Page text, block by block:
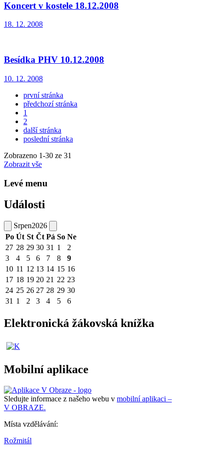
Koncert v kostele 18.12.2008
18. 12. 2008
Besídka PHV 10.12.2008
10. 12. 2008
první stránka
předchozí stránka
1
2
další stránka
poslední stránka
Zobrazeno 1-30 ze 31
Zobrazit vše
Levé menu
Události
Srpen2026
Po Út St Čt Pá So Ne
27 28 29 30 31 1
2
3
4 5 6 7 8
9
10 11 12 13 14 15 16
17 18 19 20 21 22 23
24 25 26 27 28 29 30
31 1 2 3 4 5 6
Elektronická žákovská knížka
Mobilní aplikace
Sledujte informace z našeho webu v mobilní aplikaci –
V OBRAZE.
Místa vzdělávání:
Rožmitál